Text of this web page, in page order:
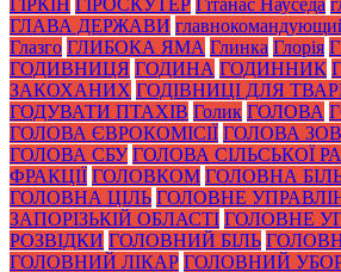
ГІРКІН ГІРОСКУТЕР Гітанас Науседа
ГЛАВА ДЕРЖАВИ
Глазго ГЛИБОКА ЯМА Глинка Глорія
ГОДИВНИЦЯ ГОДИНА ГОДИННИК
ЗАКОХАНИХ ГОДІВНИЦІ ДЛЯ
ГОДУВАТИ ПТАХІВ Голик ГОЛОВА
ГОЛОВА ЄВРОКОМІСІЇ ГОЛОВА
ГОЛОВА СБУ ГОЛОВА СІЛЬСЬКОЇ
ФРАКЦІЇ ГОЛОВКОМ ГОЛОВНА
ГОЛОВНА ЦІЛЬ ГОЛОВНЕ
ЗАПОРІЗЬКІЙ ОБЛАСТІ ГОЛОВНЕ
РОЗВІДКИ ГОЛОВНИЙ БІЛЬ
ГОЛОВНИЙ ЛІКАР ГОЛОВНИЙ